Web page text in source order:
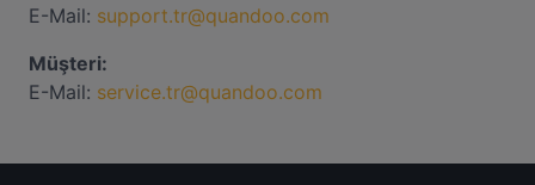
E-Mail: support.tr@quandoo.com
Müşteri:
E-Mail: service.tr@quandoo.com